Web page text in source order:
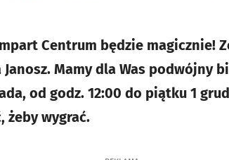
Centrum będzie magicznie!
Mamy dla Was podwójny
od godz. 12:00 do piątku 1
żeby wygrać.